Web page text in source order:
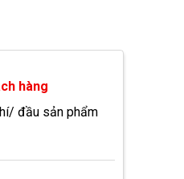
hàng
đầu sản phẩm